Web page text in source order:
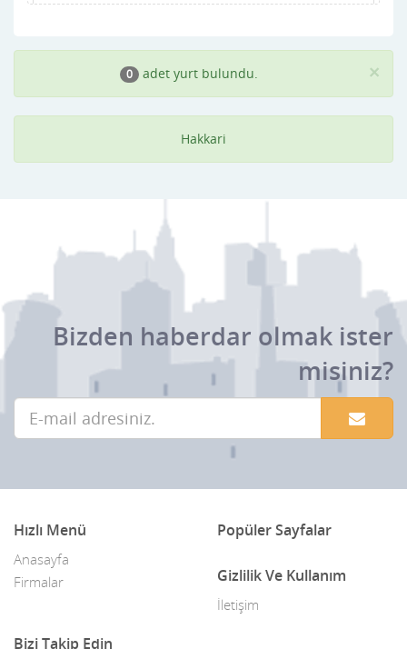
Kız Pansiyonları ×
0 adet yurt bulundu.
Hakkari
Bizden haberdar olmak ister
misiniz?
Hızlı Menü
Anasayfa
Firmalar
Popüler Sayfalar
Gizlilik Ve Kullanım
İletişim
Bizi Takip Edin